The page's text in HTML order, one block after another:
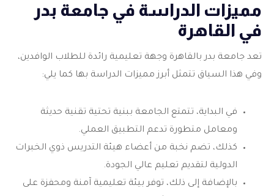
مميزات الدراسة في جامعة بدر
في القاهرة
تعد جامعة بدر بالقاهرة وجهة تعليمية رائدة للطلاب الوافدين،
وفي هذا السياق تتمثل أبرز مميزات الدراسة بها كما يلي:
في البداية، تتمتع الجامعة ببنية تحتية تقنية حديثة
ومعامل متطورة تدعم التطبيق العملي.
كذلك، تضم نخبة من أعضاء هيئة التدريس ذوي الخبرات
الدولية لتقديم تعليم عالي الجودة.
بالإضافة إلى ذلك، توفر بيئة تعليمية آمنة ومحفزة على